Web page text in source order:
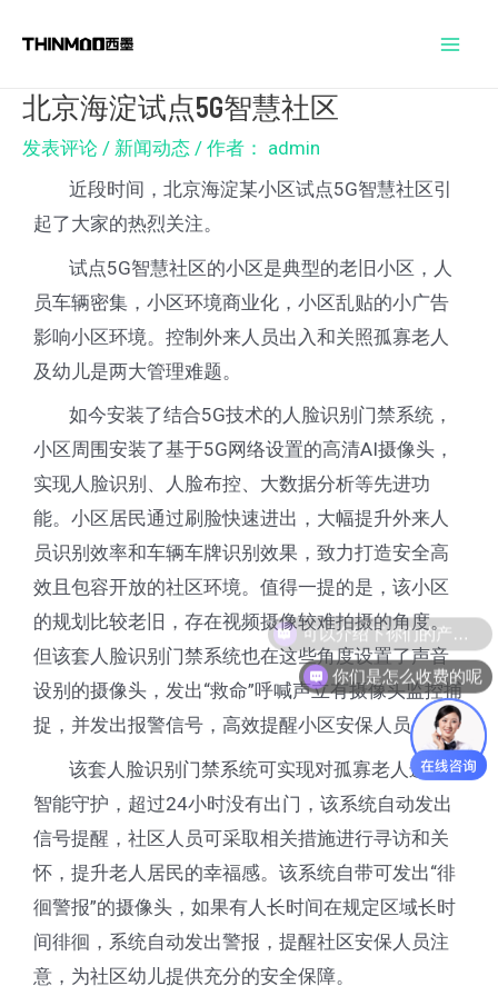
北京海淀试点5G智慧社区
发表评论 / 新闻动态 / 作者： admin
近段时间，北京海淀某小区试点5G智慧社区引
起了大家的热烈关注。
试点5G智慧社区的小区是典型的老旧小区，人
员车辆密集，小区环境商业化，小区乱贴的小广告
影响小区环境。控制外来人员出入和关照孤寡老人
及幼儿是两大管理难题。
如今安装了结合5G技术的人脸识别门禁系统，
小区周围安装了基于5G网络设置的高清AI摄像头，
实现人脸识别、人脸布控、大数据分析等先进功
能。小区居民通过刷脸快速进出，大幅提升外来人
员识别效率和车辆车牌识别效果，致力打造安全高
效且包容开放的社区环境。值得一提的是，该小区
的规划比较老旧，存在视频摄像较难拍摄的角度。
但该套人脸识别门禁系统也在这些角度设置了声音
设别的摄像头，发出“救命”呼喊声立有摄像头监控捕
捉，并发出报警信号，高效提醒小区安保人员。
该套人脸识别门禁系统可实现对孤寡老人进行
智能守护，超过24小时没有出门，该系统自动发出
信号提醒，社区人员可采取相关措施进行寻访和关
怀，提升老人居民的幸福感。该系统自带可发出“徘
徊警报”的摄像头，如果有人长时间在规定区域长时
间徘徊，系统自动发出警报，提醒社区安保人员注
意，为社区幼儿提供充分的安全保障。
navigation
你们是怎么收费的呢